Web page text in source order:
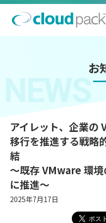
お
NEWS
アイレット、企業の
移行を推進する戦略
結
〜既存 VMware 環
に推進〜
2025年7月17日